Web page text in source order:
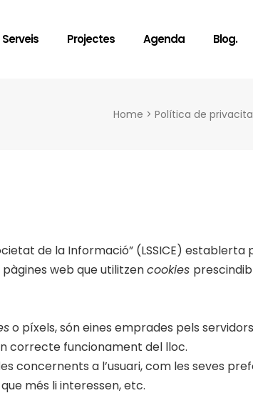
Serveis Projectes Agenda Blog.
Home > Política de
de la Informació” (LSSICE) establerta
web que utilitzencookies
o píxels, són eines emprades pels
correcte funcionament del lloc.
concernents a l’usuari, com les seves
més li interessen, etc.